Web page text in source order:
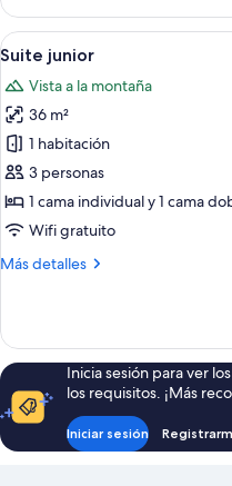
triple
estándar
Ver
todas
las
fotos
de
Suite
junior
7
Suite junior
Vista a la montaña
36 m²
1 habitación
3 personas
1 cama individual y 1 cama
Wifi gratuito
Más detalles
Más
junior
Inicia sesión para ver
los requisitos. ¡Más
Iniciar sesión